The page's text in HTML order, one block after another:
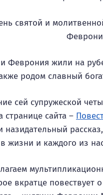
святой и
Феврония жили на
родом славный
сей супружеской
странице сайта –
назидательный
жизни и каждого из
вкратце